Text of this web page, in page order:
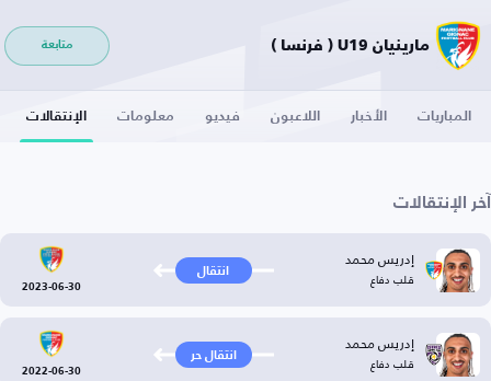
مارينيان U19 ( فرنسا ) متابعة
المباريات الأخبار اللاعبون فيديو معلومات الإنتقالات
آخر الإنتقالات
إدريس محمد
قلب دفاع انتقال
2023-06-30
إدريس محمد
قلب دفاع انتقال حر
2022-06-30